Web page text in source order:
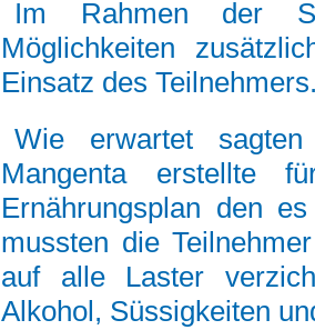
Im Rahmen der
Möglichkeiten
Einsatz des
Wie erwartet
Mangenta erstellte
Ernährungsplan den
mussten die
auf alle Laster
Alkohol, Süssigkeiten